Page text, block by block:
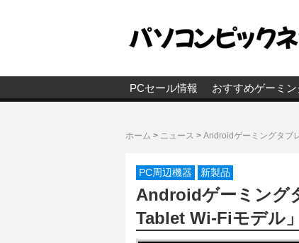
PCセール情報 おすすめゲーミン
ホーム > ニュース > Androidゲーミングタブ
PC周辺機器 新製品
Androidゲーミング
Tablet Wi-Fiモデル